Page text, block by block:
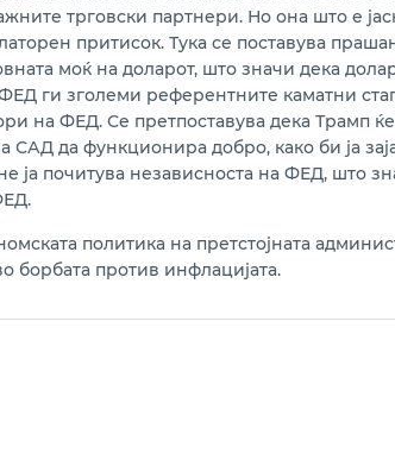
трговски партнери. Но она што е
притисок. Тука се поставува
моќ на доларот, што значи дека
ги зголеми референтните каматни
на ФЕД. Се претпоставува дека Трамп
САД да функционира добро, како би ја
ја почитува независноста на ФЕД, што
политика на претстојната
борбата против инфлацијата.